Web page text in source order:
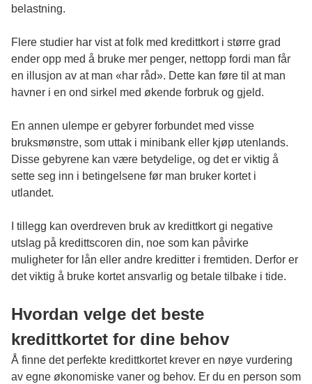
belastning.
Flere studier har vist at folk med kredittkort i større grad
ender opp med å bruke mer penger, nettopp fordi man får
en illusjon av at man «har råd». Dette kan føre til at man
havner i en ond sirkel med økende forbruk og gjeld.
En annen ulempe er gebyrer forbundet med visse
bruksmønstre, som uttak i minibank eller kjøp utenlands.
Disse gebyrene kan være betydelige, og det er viktig å
sette seg inn i betingelsene før man bruker kortet i
utlandet.
I tillegg kan overdreven bruk av kredittkort gi negative
utslag på kredittscoren din, noe som kan påvirke
muligheter for lån eller andre kreditter i fremtiden. Derfor er
det viktig å bruke kortet ansvarlig og betale tilbake i tide.
Hvordan velge det beste
kredittkortet for dine behov
Å finne det perfekte kredittkortet krever en nøye vurdering
av egne økonomiske vaner og behov. Er du en person som